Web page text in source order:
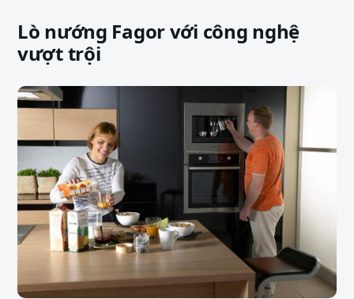
Lò nướng Fagor với công nghệ
vượt trội